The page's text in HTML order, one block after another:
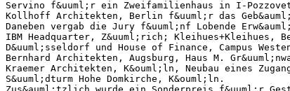
Servino f&uuml;r ein Zweifamilienhaus in I-
Kollhoff Architekten, Berlin f&uuml;r das
Daneben vergab die Jury f&uuml;nf Lobende
IBM Headquarter, Z&uuml;rich; Kleihues+Kleihues,
D&uuml;sseldorf und House of Finance, Campus
Bernhard Architekten, Augsburg, Haus M.
Kraemer Architekten, K&ouml;ln, Neubau eines
S&uuml;dturm Hohe Domkirche, K&ouml;ln.